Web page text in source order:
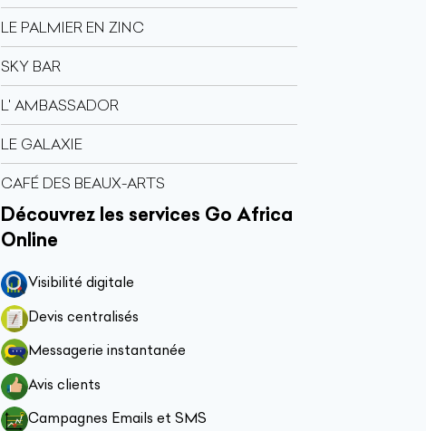
LE PALMIER EN ZINC
SKY BAR
L' AMBASSADOR
LE GALAXIE
CAFÉ DES BEAUX-ARTS
Découvrez les services Go Africa
Online
Visibilité digitale
Devis centralisés
Messagerie instantanée
Avis clients
Campagnes Emails et SMS